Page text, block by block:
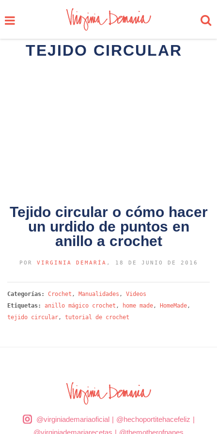
TEJIDO CIRCULAR
Tejido circular o cómo hacer
un urdido de puntos en
anillo a crochet
POR VIRGINIA DEMARÍA , 18 DE JUNIO DE 2016
Categorías: Crochet , Manualidades , Videos
Etiquetas:
anillo mágico crochet , home made , HomeMade ,
tejido circular , tutorial de crochet
@virginiademariaoficial| @hechoportitehacefeliz |
@virginiademariarecetas | @themotherofpanes